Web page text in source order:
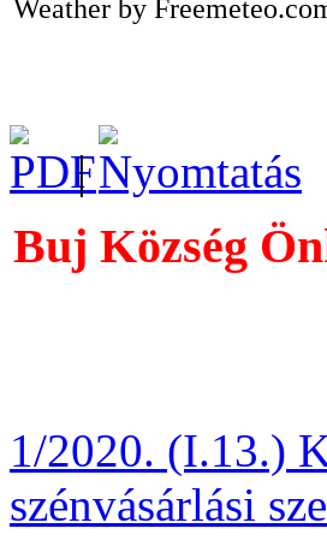
Weather by
|
Buj Község
1/2020. (I.13.)
szénvásárlási